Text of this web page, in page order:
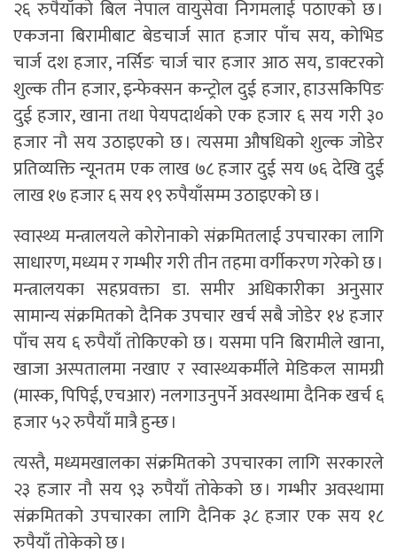
२६ रुपैयाँको बिल नेपाल वायुसेवा निगमलाई पठाएको छ ।
एकजना बिरामीबाट बेडचार्ज सात हजार पाँच सय, कोभिड
चार्ज दश हजार, नर्सिङ चार्ज चार हजार आठ सय, डाक्टरको
शुल्क तीन हजार, इन्फेक्सन कन्ट्रोल दुई हजार, हाउसकिपिङ
दुई हजार, खाना तथा पेयपदार्थको एक हजार ६ सय गरी ३०
हजार नौ सय उठाइएको छ । त्यसमा औषधिको शुल्क जोडेर
प्रतिव्यक्ति न्यूनतम एक लाख ७८ हजार दुई सय ७६ देखि दुई
लाख १७ हजार ६ सय १९ रुपैयाँसम्म उठाइएको छ ।
स्वास्थ्य मन्त्रालयले कोरोनाको संक्रमितलाई उपचारका लागि
साधारण, मध्यम र गम्भीर गरी तीन तहमा वर्गीकरण गरेको छ ।
मन्त्रालयका सहप्रवक्ता डा. समीर अधिकारीका अनुसार
सामान्य संक्रमितको दैनिक उपचार खर्च सबै जोडेर १४ हजार
पाँच सय ६ रुपैयाँ तोकिएको छ । यसमा पनि बिरामीले खाना,
खाजा अस्पतालमा नखाए र स्वास्थ्यकर्मीले मेडिकल सामग्री
(मास्क, पिपिई, एचआर) नलगाउनुपर्ने अवस्थामा दैनिक खर्च ६
हजार ५२ रुपैयाँ मात्रै हुन्छ ।
त्यस्तै, मध्यमखालका संक्रमितको उपचारका लागि सरकारले
२३ हजार नौ सय ९३ रुपैयाँ तोकेको छ । गम्भीर अवस्थामा
संक्रमितको उपचारका लागि दैनिक ३८ हजार एक सय १८
रुपैयाँ तोकेको छ ।